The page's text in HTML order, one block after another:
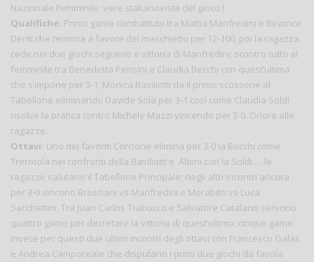
Nazionale Femminile: vere stakanoviste del gioco !
Qualifiche: Primo game combattuto tra Mattia Manfredini e Beatrice
Denti che termina a favore del maschietto per 12-100, poi la ragazza
cede nei due giochi seguenti e vittoria di Manfredini; scontro tutto al
femminile tra Benedetta Pensini e Claudia Becchi con quest’ultima
che s’impone per 3-1; Monica Basiliotti da il primo scossone al
Tabellone eliminando Davide Sola per 3-1 così come Claudia Soldi
risolve la pratica contro Michele Mazzi vincendo per 3-0. Onore alle
ragazze.
Ottavi: Uno dei favoriti Corcione elimina per 3-0 la Becchi come
Trerotola nei confronti della Basiliotti e Albini con la Soldi … le
ragazze salutano il Tabellone Principale; negli altri incontri ancora
per 3-0 vincono Bresciani vs Manfredini e Morabito vs Luca
Sacchettini. Tra Juan Carlos Trabucco e Salvatore Catalano servono
quattro game per decretare la vittoria di quest’ultimo; cinque game
invece per questi due ultimi incontri degli ottavi con Francesco Galas
e Andrea Camporeale che disputano i primi due giochi da favola